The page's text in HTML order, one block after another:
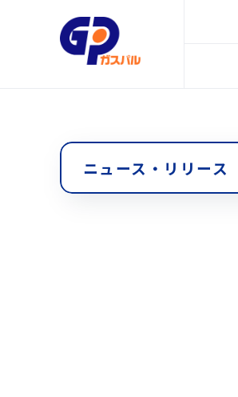
ニュース・リリース